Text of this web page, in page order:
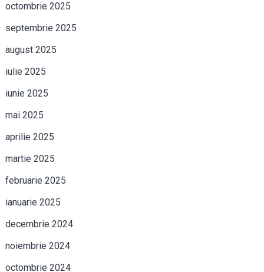
octombrie 2025
septembrie 2025
august 2025
iulie 2025
iunie 2025
mai 2025
aprilie 2025
martie 2025
februarie 2025
ianuarie 2025
decembrie 2024
noiembrie 2024
octombrie 2024